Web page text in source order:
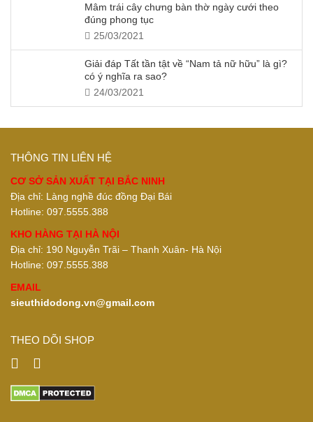
Mâm trái cây chưng bàn thờ ngày cưới theo
đúng phong tục
25/03/2021
Giải đáp Tất tần tật về “Nam tả nữ hữu” là gì?
có ý nghĩa ra sao?
24/03/2021
THÔNG TIN LIÊN HỆ
CƠ SỞ SẢN XUẤT TẠI BẮC NINH
Địa chỉ: Làng nghề đúc đồng Đại Bái
Hotline: 097.5555.388
KHO HÀNG TẠI HÀ NỘI
Địa chỉ: 190 Nguyễn Trãi – Thanh Xuân- Hà Nội
Hotline: 097.5555.388
EMAIL
sieuthidodong.vn@gmail.com
THEO DÕI SHOP